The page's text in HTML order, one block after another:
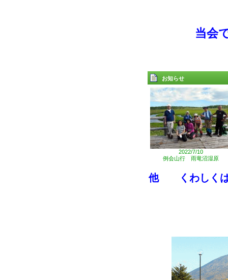
当会では
お知らせ
2022/7/10
例会山行 雨竜沼湿原
他 くわしくは